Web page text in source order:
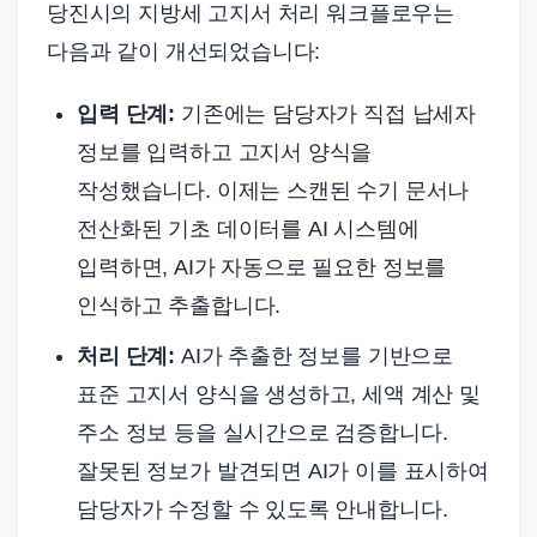
당진시의 지방세 고지서 처리 워크플로우는
다음과 같이 개선되었습니다:
입력 단계: 기존에는 담당자가 직접 납세자
정보를 입력하고 고지서 양식을
작성했습니다. 이제는 스캔된 수기 문서나
전산화된 기초 데이터를 AI 시스템에
입력하면, AI가 자동으로 필요한 정보를
인식하고 추출합니다.
처리 단계: AI가 추출한 정보를 기반으로
표준 고지서 양식을 생성하고, 세액 계산 및
주소 정보 등을 실시간으로 검증합니다.
잘못된 정보가 발견되면 AI가 이를 표시하여
담당자가 수정할 수 있도록 안내합니다.